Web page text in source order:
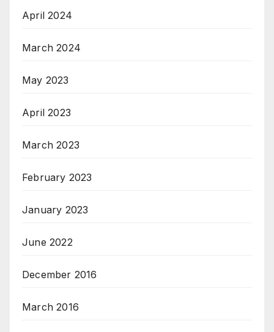
April 2024
March 2024
May 2023
April 2023
March 2023
February 2023
January 2023
June 2022
December 2016
March 2016